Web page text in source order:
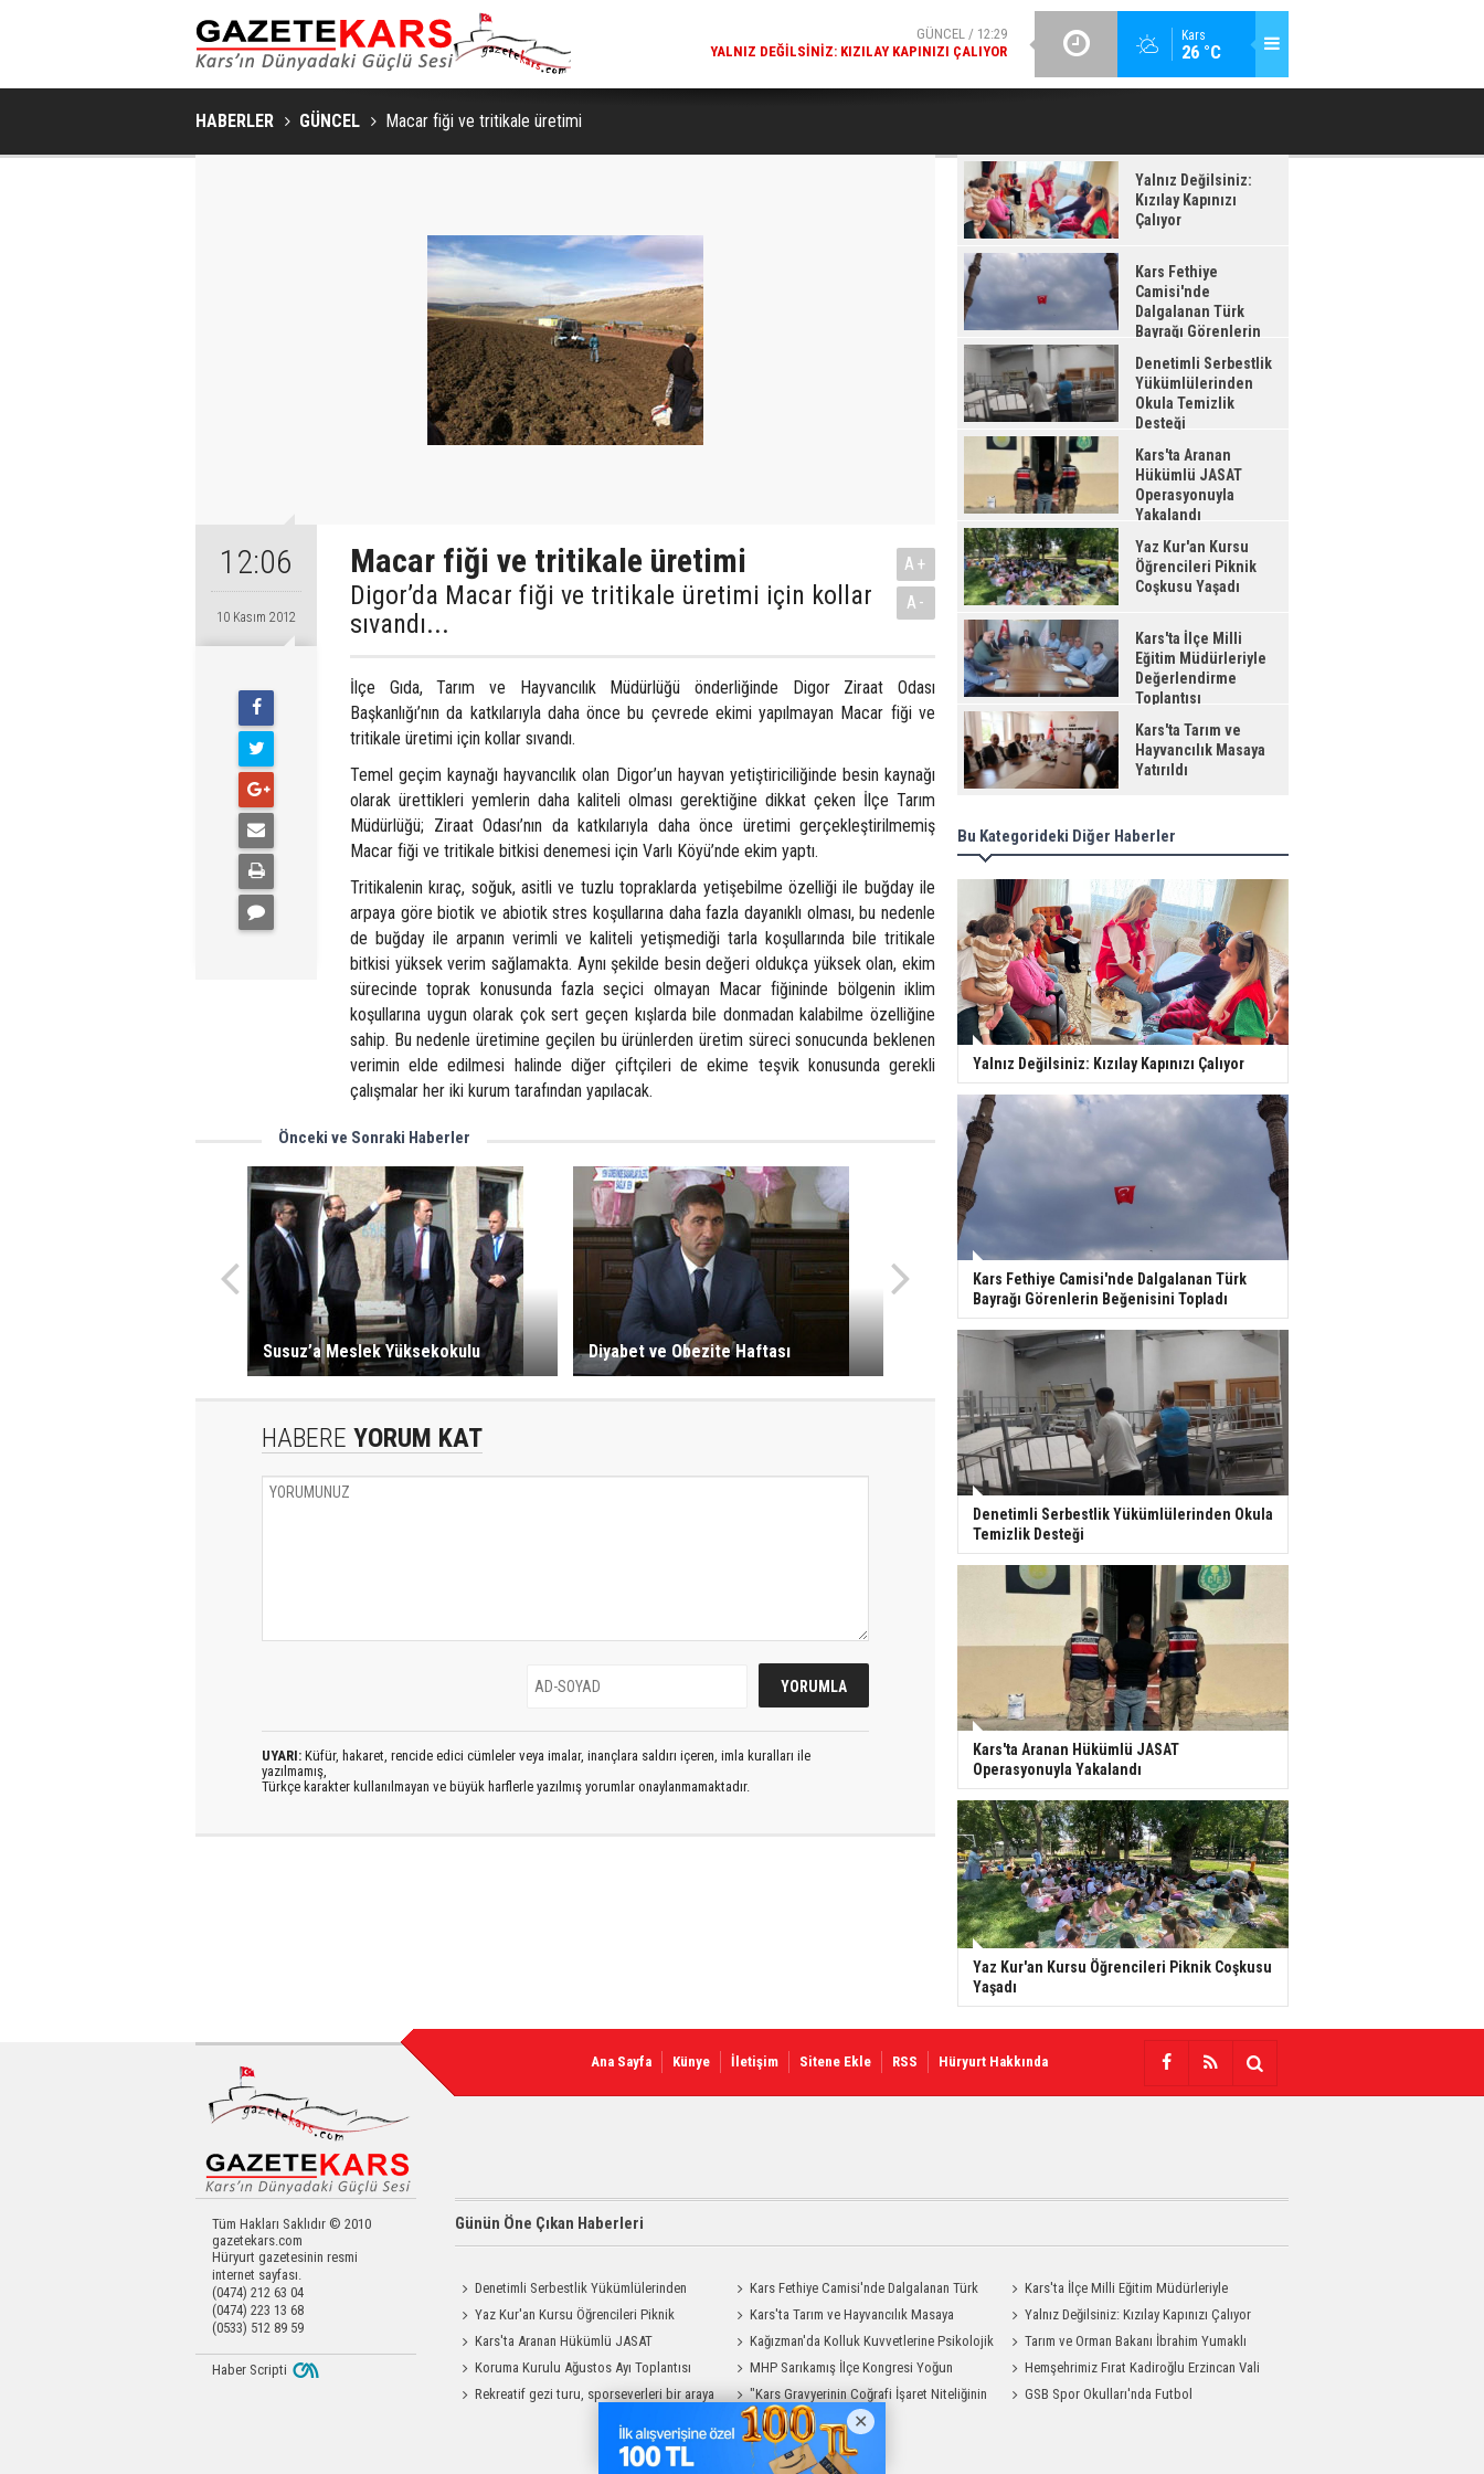
Kars
26 °C
GÜNCEL / 12:28
KARS FETHIYE CAMISI'NDE DALGALANAN TÜRK BAYRAĞI
DENETIMLI SERBESTLIK YÜKÜMLÜLERINDEN OKULA TEMIZLIK
HABERLER GÜNCEL Macar fiği ve tritikale üretimi
12:06
10 Kasım 2012
Macar fiği ve tritikale üretimi
Digor’da Macar fiği ve tritikale üretimi için kollar
sıvandı...
A+
A-
İlçe Gıda, Tarım ve Hayvancılık Müdürlüğü önderliğinde Digor Ziraat Odası
Başkanlığı’nın da katkılarıyla daha önce bu çevrede ekimi yapılmayan Macar fiği ve
tritikale üretimi için kollar sıvandı.
Temel geçim kaynağı hayvancılık olan Digor’un hayvan yetiştiriciliğinde besin kaynağı
olarak ürettikleri yemlerin daha kaliteli olması gerektiğine dikkat çeken İlçe Tarım
Müdürlüğü; Ziraat Odası’nın da katkılarıyla daha önce üretimi gerçekleştirilmemiş
Macar fiği ve tritikale bitkisi denemesi için Varlı Köyü’nde ekim yaptı.
Tritikalenin kıraç, soğuk, asitli ve tuzlu topraklarda yetişebilme özelliği ile buğday ile
arpaya göre biotik ve abiotik stres koşullarına daha fazla dayanıklı olması, bu nedenle
de buğday ile arpanın verimli ve kaliteli yetişmediği tarla koşullarında bile tritikale
bitkisi yüksek verim sağlamakta. Aynı şekilde besin değeri oldukça yüksek olan, ekim
sürecinde toprak konusunda fazla seçici olmayan Macar fiğininde bölgenin iklim
koşullarına uygun olarak çok sert geçen kışlarda bile donmadan kalabilme özelliğine
sahip. Bu nedenle üretimine geçilen bu ürünlerden üretim süreci sonucunda beklenen
verimin elde edilmesi halinde diğer çiftçileri de ekime teşvik konusunda gerekli
çalışmalar her iki kurum tarafından yapılacak.
Önceki ve Sonraki Haberler
Susuz’a Meslek Yüksekokulu Diyabet ve Obezite Haftası
HABERE YORUM KAT
UYARI: Küfür, hakaret, rencide edici cümleler veya imalar, inançlara saldırı içeren, imla kuralları ile
yazılmamış,
Türkçe karakter kullanılmayan ve büyük harflerle yazılmış yorumlar onaylanmamaktadır.
Yalnız Değilsiniz:
Kızılay Kapınızı
Çalıyor
Kars Fethiye
Camisi'nde
Dalgalanan Türk
Bayrağı Görenlerin
Beğenisini Topladı
Denetimli Serbestlik
Yükümlülerinden
Okula Temizlik
Desteği
Kars'ta Aranan
Hükümlü JASAT
Operasyonuyla
Yakalandı
Yaz Kur'an Kursu
Öğrencileri Piknik
Coşkusu Yaşadı
Kars'ta İlçe Milli
Eğitim Müdürleriyle
Değerlendirme
Toplantısı
Kars'ta Tarım ve
Hayvancılık Masaya
Yatırıldı
Bu Kategorideki Diğer Haberler
Yalnız Değilsiniz: Kızılay Kapınızı Çalıyor
Kars Fethiye Camisi'nde Dalgalanan Türk
Bayrağı Görenlerin Beğenisini Topladı
Denetimli Serbestlik Yükümlülerinden Okula
Temizlik Desteği
Kars'ta Aranan Hükümlü JASAT
Operasyonuyla Yakalandı
Yaz Kur'an Kursu Öğrencileri Piknik Coşkusu
Yaşadı
Ana Sayfa Künye İletişim Sitene Ekle RSS Hüryurt Hakkında
Tüm Hakları Saklıdır © 2010
gazetekars.com
Hüryurt gazetesinin resmi
internet sayfası.
(0474) 212 63 04
(0474) 223 13 68
(0533) 512 89 59
Günün Öne Çıkan Haberleri
Denetimli Serbestlik Yükümlülerinden
Okula Temizlik Desteği
Kars Fethiye Camisi'nde Dalgalanan Türk
Bayrağı Görenlerin Beğenisini Topladı
Kars'ta İlçe Milli Eğitim Müdürleriyle
Değerlendirme Toplantısı
Yaz Kur'an Kursu Öğrencileri Piknik
Coşkusu Yaşadı
Kars'ta Tarım ve Hayvancılık Masaya
Yatırıldı
Yalnız Değilsiniz: Kızılay Kapınızı Çalıyor
Kars'ta Aranan Hükümlü JASAT
Operasyonuyla Yakalandı
Kağızman'da Kolluk Kuvvetlerine Psikolojik
İlk Yardım Eğitimi
Tarım ve Orman Bakanı İbrahim Yumaklı
Kars'a Geliyor
Koruma Kurulu Ağustos Ayı Toplantısı
Yapıldı
MHP Sarıkamış İlçe Kongresi Yoğun
Katılımla Gerçekleştirildi
Hemşehrimiz Fırat Kadiroğlu Erzincan Vali
Yardımcılığına Atandı
Rekreatif gezi turu, sporseverleri bir araya
"Kars Gravyerinin Coğrafi İşaret Niteliğinin
Güçlendirilmesi Projesi"
GSB Spor Okulları'nda Futbol
Haber Scripti